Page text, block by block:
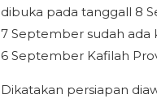
dibuka pada tanggall 8
7 September sudah ada
6 September Kafilah
Dikatakan persiapan